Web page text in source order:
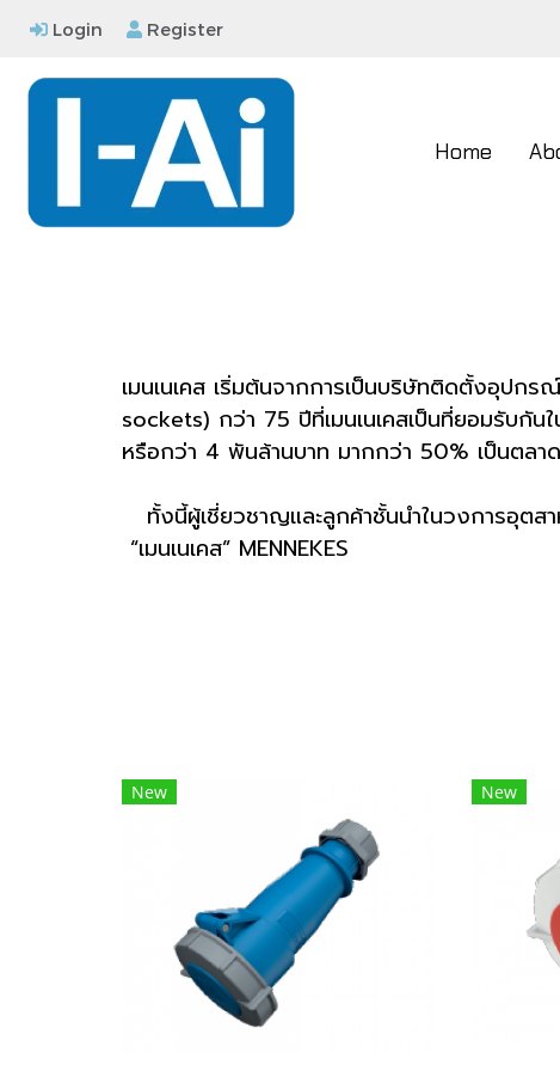
Login Register
Home
เมนเนเคส เริ่มต้นจากการเป็นบริษัทติดตั้งอุปก
sockets) กว่า 75 ปีที่เมนเนเคสเป็นที่ยอมรับกั
หรือกว่า 4 พันล้านบาท มากกว่า 50% เป็นตลา
ทั้งนี้ผู้เชี่ยวชาญและลูกค้าชั้นนำในวงการอุตส
“เมนเนเคส” MENNEKES
New New